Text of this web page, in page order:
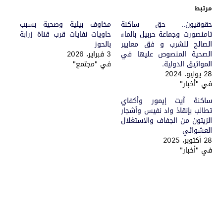
مرتبط
حقوقيون.. حق ساكنة
تامنصورت وجماعة حربيل بالماء
الصالح للشرب و فق معايير
الصحية المنصوص عليها في
المواثيق الدولية.
28 يوليو، 2024
في "أخبار"
مخاوف بيئية وصحية بسبب
حاويات نفايات قرب قناة زرابة
بالحوز
3 فبراير، 2026
في "مجتمع"
ساكنة آيت إيمور وأكفاي
تطالب بإنقاذ واد نفيس وأشجار
الزيتون من الجفاف والاستغلال
العشوائي
28 أكتوبر، 2025
في "أخبار"